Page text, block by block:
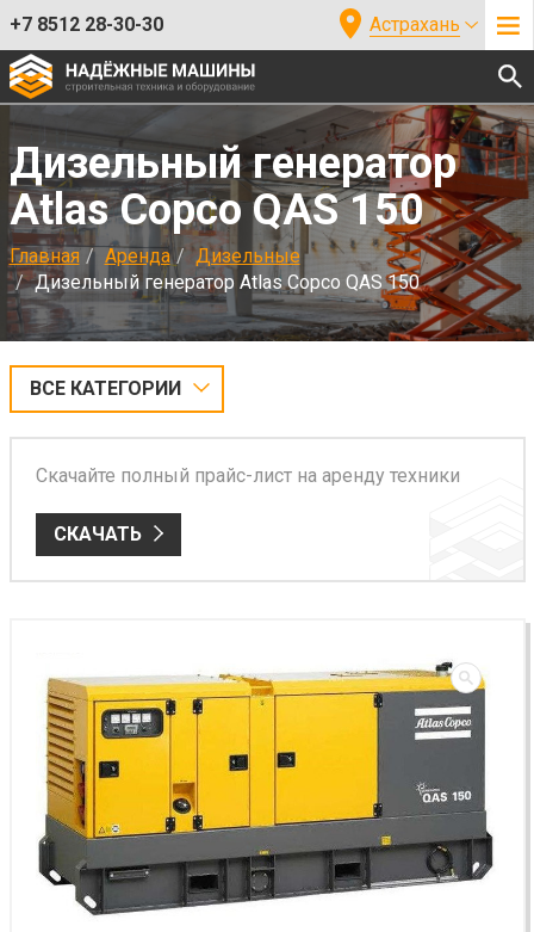
+7 8512 28-30-30 Астрахань
Дизельный генератор
Atlas Copco QAS 150
Главная Аренда
Дизельные
Дизельный генератор Atlas Copco QAS 150
ВСЕ КАТЕГОРИИ
Скачайте полный прайс-лист на аренду техники
СКАЧАТЬ